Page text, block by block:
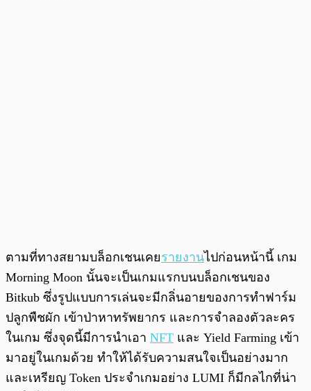
ตามที่ทางสยามบล็อกเชนเคยรายงานไปก่อนหน้านี้ เกม
Morning Moon นั้นจะเป็นเกมแรกบนบล็อกเชนของ
Bitkub ซึ่งรูปแบบการเล่นจะมีกลิ่นอายของการทำฟาร์ม
ปลูกพืชผัก เข้าป่าหาทรัพยากร และการจำลองตัวละคร
ในเกม ซึ่งจุดนี้มีการนำเอา NFT และ Yield Farming เข้า
มาอยู่ในเกมด้วย ทำให้ได้รับความสนใจเป็นอย่างมาก
และเหรียญ Token ประจำเกมอย่าง LUMI ก็มีกลไกที่น่า